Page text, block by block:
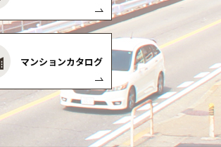
マンションカタログ